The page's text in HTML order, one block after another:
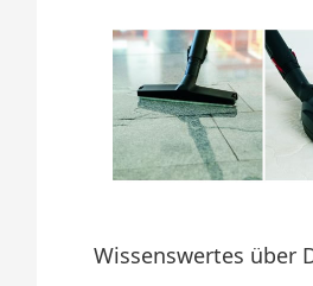
Wissenswertes über